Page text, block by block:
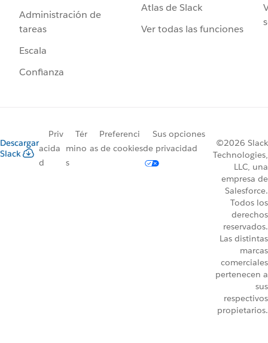
Administración de
tareas
Escala
Confianza
Atlas de Slack
Ver todas las funciones
Descargar
Slack
Priv
acida
d
Tér
mino
s
Preferenci
as de cookies
Sus opciones
de privacidad
©2026 Slack
Technologies,
LLC, una
empresa de
Salesforce.
Todos los
derechos
reservados.
Las distintas
marcas
comerciales
pertenecen a
sus
respectivos
propietarios.